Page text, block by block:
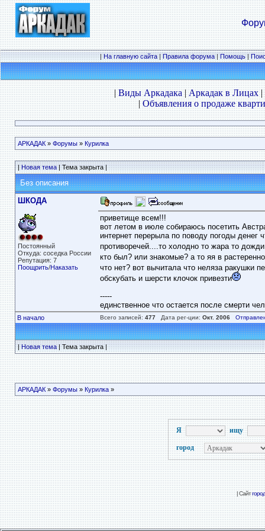
|На главную сайта|Правила форума|Помощь|
|Виды Аркадака|Аркадак в Лицах|
|Объявления о продаже
АРКАДАК» Форумы» Курилка
|Новая тема| Тема закрыта |
Без описания
ШКОДА
Постоянный
Откуда: соседка России
Репутация: 7
Поощрить/Наказать
приветище всем!!!
вот летом в июле собираюсь посетить
интернет перерыла по поводу погоды
противоречей....то холодно то жара то
кто был? или знакомые? а то яя в
что нет? вот вычитала что неляза ракушки
обскубать и шерсти клочок привезти
-----
единственное что остается после смерти
В начало Всего записей: 477Дата рег-ции: Окт. 2006
|Новая тема| Тема закрыта |
АРКАДАК» Форумы» Курилка»
Я ищу
город
| Сайт